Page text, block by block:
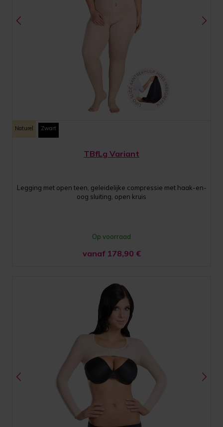
Naturel Zwart
TBfLg Variant
Legging met open teen, geleidelijke compressie met haak-en-
oog sluiting, open kruis
Op voorraad
vanaf 178,90 €